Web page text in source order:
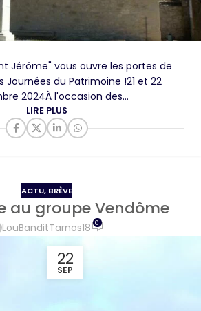
Jérôme" vous ouvre les portes de
Journées du Patrimoine !­21 et 22
2024­À l'occasion des...
LIRE PLUS
ACTU, BRÈVE
au groupe Vendôme
LouBanditTarnos18 0
22
SEP